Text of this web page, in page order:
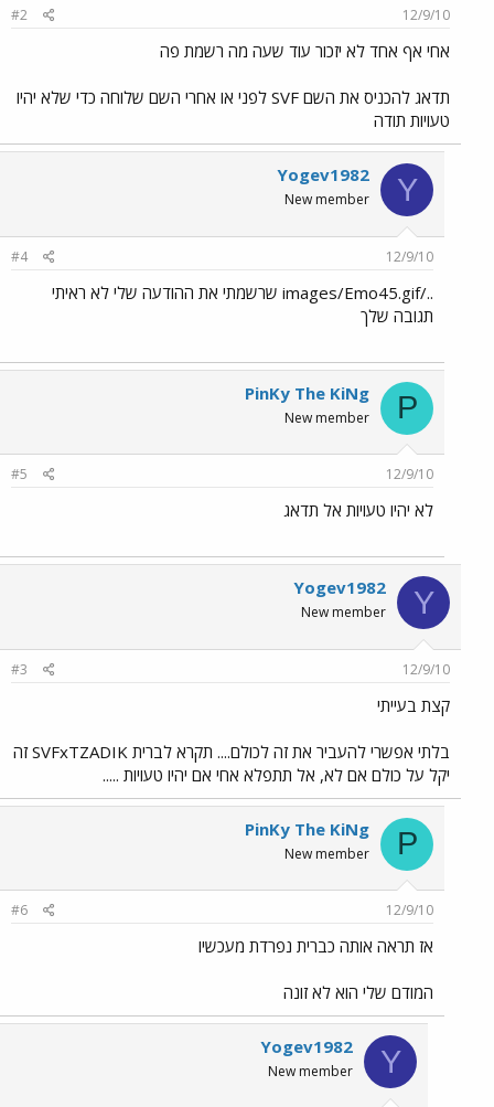
12/9/10
#2
אחי אף אחד לא יזכור עוד שעה מה רשמת פה
תדאג להכניס את השם SVF לפני או אחרי השם שלוחה כדי שלא יהיו
טעויות תודה
Y
Yogev1982
New member
12/9/10
#4
../images/Emo45.gif שרשמתי את ההודעה שלי לא ראיתי
תגובה שלך
P
PinKy The KiNg
New member
12/9/10
#5
לא יהיו טעויות אל תדאג
Y
Yogev1982
New member
12/9/10
#3
קצת בעייתי
בלתי אפשרי להעביר את זה לכולם.... תקרא לברית SVFxTZADIK זה
יקל על כולם אם לא, אל תתפלא אחי אם יהיו טעויות .....
P
PinKy The KiNg
New member
12/9/10
#6
אז תראה אותה כברית נפרדת מעכשיו
המודם שלי הוא לא זונה
Y
Yogev1982
New member